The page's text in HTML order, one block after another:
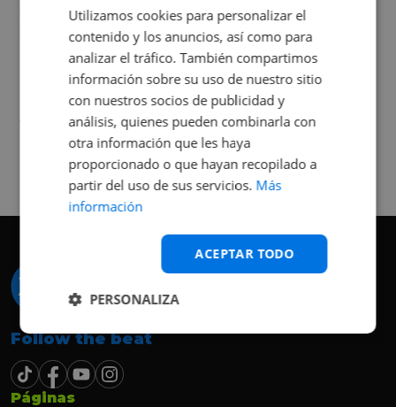
Cuando decidí vender mi coche busqué
diferentes empresas donde hacerlo y la que
me dio más confianza fue Rattix, por las
buenas (y tantas) reseñas que tienen.
Realmente la experiencia ha sido muy
buena, Carolina ha sido siempre muy atenta
y profesional. Finalmente mi hermana se
queda el coche, pero no puedo más que
recomendar el buen trato desde el primer
hasta el último momento.
Judit Sorribes
Follow the beat
Páginas
Utilizamos cookies para personalizar el
contenido y los anuncios, así como para
analizar el tráfico. También compartimos
información sobre su uso de nuestro sitio
con nuestros socios de publicidad y
análisis, quienes pueden combinarla con
otra información que les haya
proporcionado o que hayan recopilado a
partir del uso de sus servicios. Más
información
ACEPTAR TODO
PERSONALIZA